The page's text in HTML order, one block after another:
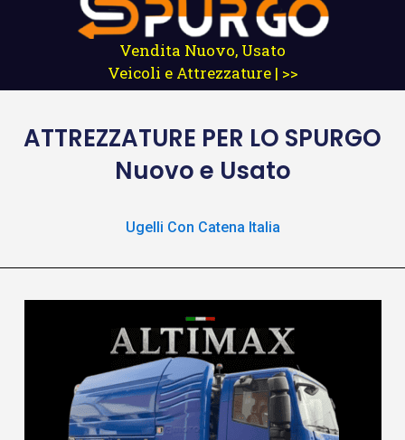
Vendita Nuovo, Usato
Veicoli e Attrezzature | >>
ATTREZZATURE PER LO SPURGO
Nuovo e Usato
Ugelli Con Catena Italia